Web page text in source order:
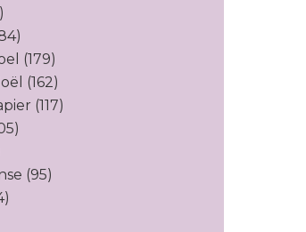
(179)
(162)
(117)
(95)